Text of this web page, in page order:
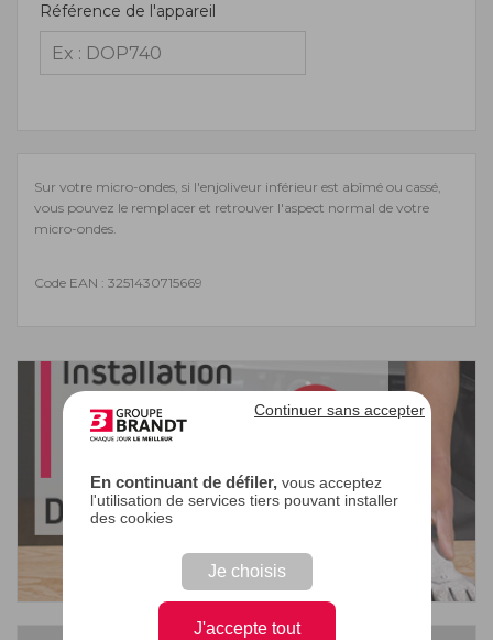
En continuant de défiler,vous acceptez
l'utilisation de services tiers pouvant installer
des cookies
Je choisis
J'accepte tout
Continuer sans accepter
Référence de l'appareil
Sur votre micro-ondes, si l'enjoliveur inférieur est abîmé ou cassé,
vous pouvez le remplacer et retrouver l'aspect normal de votre
micro-ondes.
Code EAN : 3251430715669